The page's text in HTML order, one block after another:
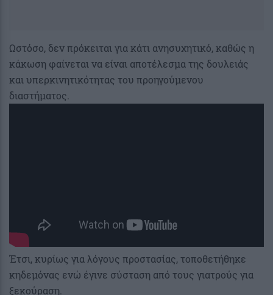
Ωστόσο, δεν πρόκειται για κάτι ανησυχητικό, καθώς η
κάκωση φαίνεται να είναι αποτέλεσμα της δουλειάς
και υπερκινητικότητας του προηγούμενου
διαστήματος.
Έτσι, κυρίως για λόγους προστασίας, τοποθετήθηκε
κηδεμόνας ενώ έγινε σύσταση από τους γιατρούς για
ξεκούραση.